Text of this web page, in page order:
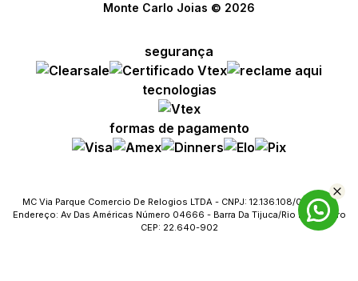
Monte Carlo Joias © 2026
segurança
tecnologias
formas de pagamento
MC Via Parque Comercio De Relogios LTDA - CNPJ: 12.136.108/0023-09
Endereço: Av Das Américas Número 04666 - Barra Da Tijuca/Rio De Janeiro
CEP: 22.640-902